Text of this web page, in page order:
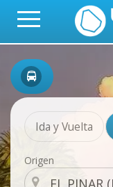
Ida y Vuelta
Origen